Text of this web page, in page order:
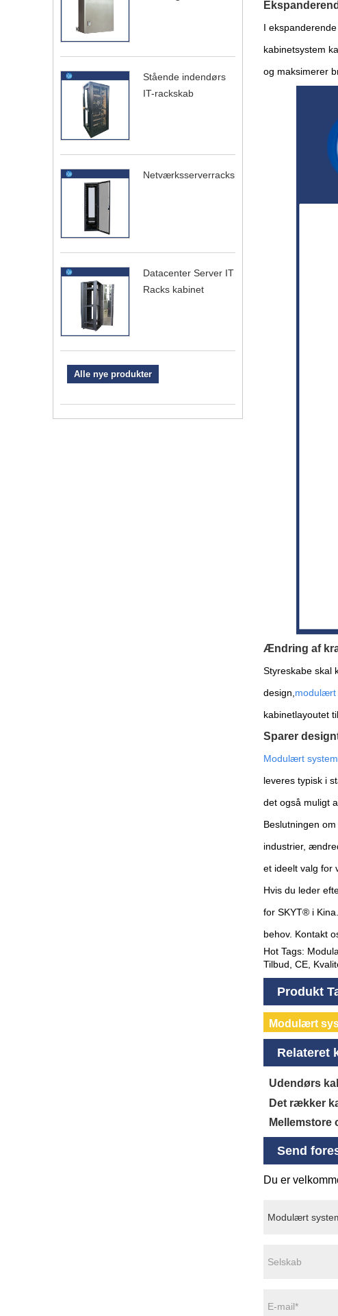
Stående indendørs
IT-rackskab
Netværksserverrackskab
Datacenter Server IT
Racks kabinet
Alle nye produkter
I
kabinetsystem
og maksimerer
Ændring af
Styreskabe skal
design,modulært
kabinetlayoutet
Sparer
Modulært
leveres typisk i
det også muligt
Beslutningen
industrier,
et ideelt valg for
Hvis du leder
for SKYT® i
behov. Kontakt
Hot Tags:
Tilbud, CE,
Produkt
Modulært
Relateret
Udendørs
Det rækker
Send
Du er